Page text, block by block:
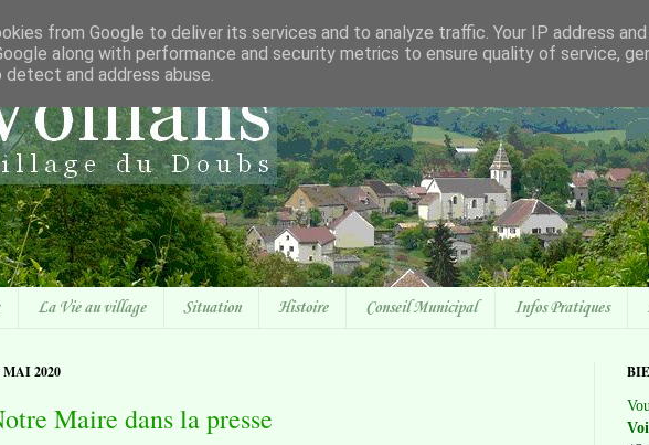
La Vie au village Situation Histoire Conseil Municipal Infos Pratiques
MAI 2020
Maire dans la presse
from Google to deliver its services and to analyze traffic. Your IP address
along with performance and security metrics to ensure quality of service,
and address abuse.